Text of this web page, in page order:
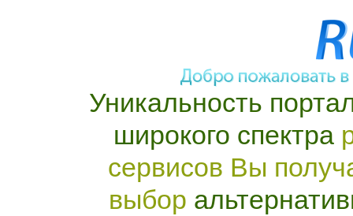
Уникальность
широкого спектра
сервисов Вы
выбор